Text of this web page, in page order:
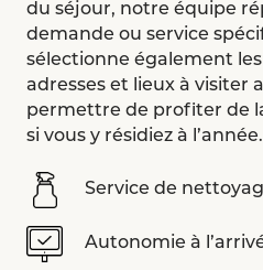
du séjour, notre équipe
demande ou service
sélectionne également
adresses et lieux à visiter
permettre de profiter de
si vous y résidiez à l’année.
Service de
Autonomie à